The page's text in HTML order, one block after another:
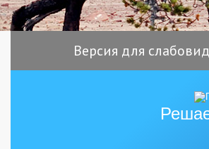
Версия для